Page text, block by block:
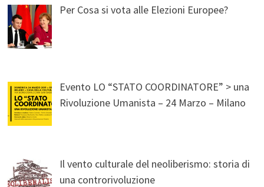
Per Cosa si vota alle Elezioni Europee?
Evento LO “STATO COORDINATORE” > una
Rivoluzione Umanista – 24 Marzo – Milano
Il vento culturale del neoliberismo: storia di
una controrivoluzione